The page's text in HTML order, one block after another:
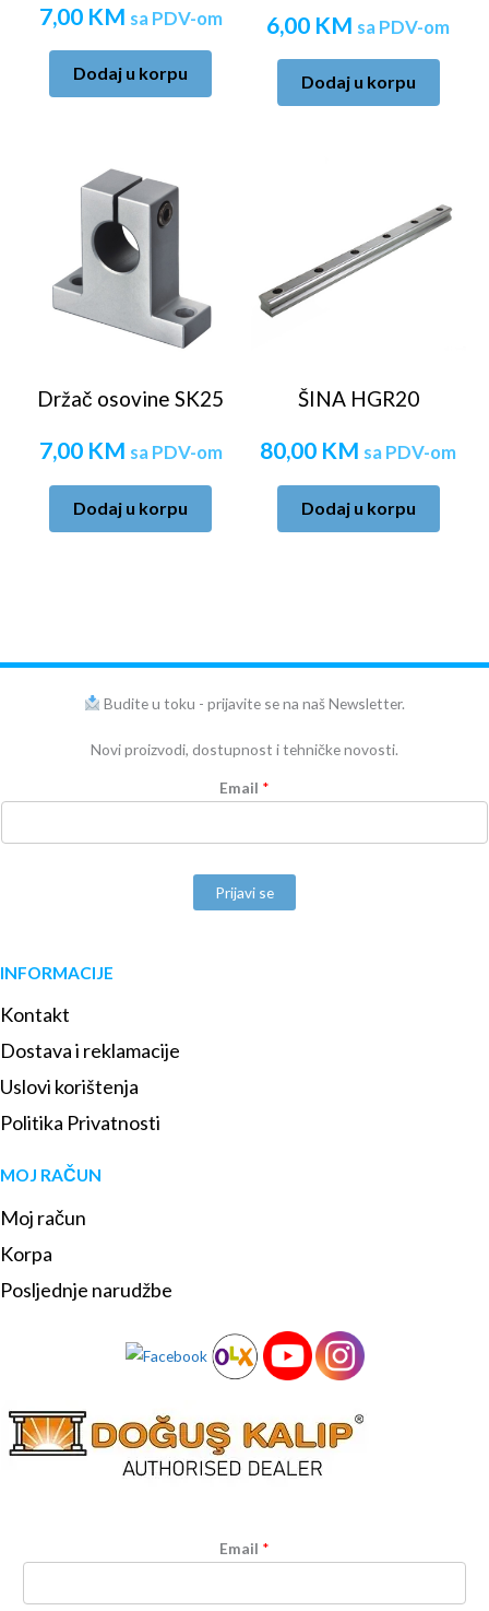
7,00 KM sa PDV-om
Dodaj u korpu
6,00 KM sa PDV-om
Dodaj u korpu
Držač osovine SK25
7,00 KM sa PDV-om
Dodaj u korpu
ŠINA HGR20
80,00 KM sa PDV-om
Dodaj u korpu
Budite u toku - prijavite se na naš Newsletter.
Novi proizvodi, dostupnost i tehničke novosti.
Email *
Prijavi se
INFORMACIJE
Kontakt
Dostava i reklamacije
Uslovi korištenja
Politika Privatnosti
MOJ RAČUN
Moj račun
Korpa
Posljednje narudžbe
Email *